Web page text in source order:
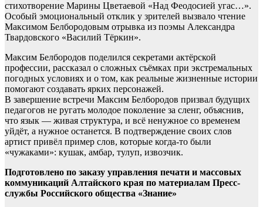
стихотворение Марины Цветаевой «Над Феодосией угас…».
Особый эмоциональный отклик у зрителей вызвало чтение
Максимом Белбородовым отрывка из поэмы Александра
Твардовского «Василий Тёркин».
Максим Белбородов поделился секретами актёрской
профессии, рассказал о сложных съёмках при экстремальных
погодных условиях и о том, как реальные жизненные истории
помогают создавать ярких персонажей.
В завершение встречи Максим Белбородов призвал будущих
педагогов не ругать молодое поколение за сленг, объяснив,
что язык — живая структура, и всё ненужное со временем
уйдёт, а нужное останется. В подтверждение своих слов
артист привёл пример слов, которые когда-то были
«чужаками»: кушак, амбар, тулуп, извозчик.
Подготовлено по заказу управления печати и массовых
коммуникаций Алтайского края по материалам Пресс-
службы Российского общества «Знание»